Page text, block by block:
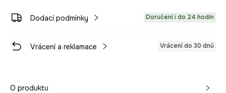
Dodací podmínky Doručení i do 24 hodin
Vrácení a reklamace Vrácení do 30 dnů
O produktu